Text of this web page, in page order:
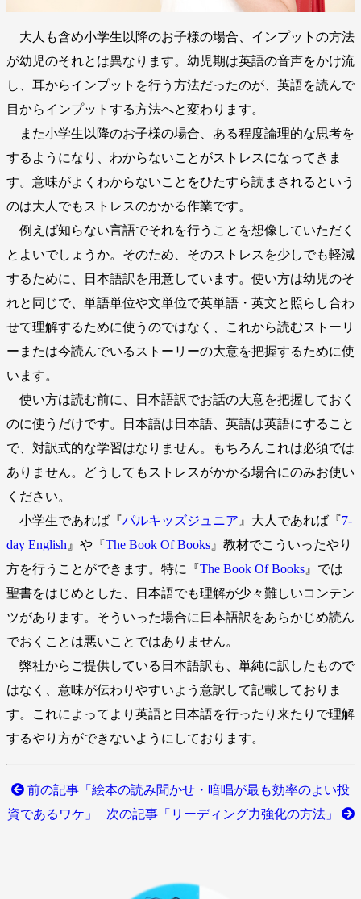
大人も含め小学生以降のお子様の場合、インプットの方法
が幼児のそれとは異なります。幼児期は英語の音声をかけ流
し、耳からインプットを行う方法だったのが、英語を読んで
目からインプットする方法へと変わります。
また小学生以降のお子様の場合、ある程度論理的な思考を
するようになり、わからないことがストレスになってきま
す。意味がよくわからないことをひたすら読まされるという
のは大人でもストレスのかかる作業です。
例えば知らない言語でそれを行うことを想像していただく
とよいでしょうか。そのため、そのストレスを少しでも軽減
するために、日本語訳を用意しています。使い方は幼児のそ
れと同じで、単語単位や文単位で英単語・英文と照らし合わ
せて理解するために使うのではなく、これから読むストーリ
ーまたは今読んでいるストーリーの大意を把握するために使
います。
使い方は読む前に、日本語訳でお話の大意を把握しておく
のに使うだけです。日本語は日本語、英語は英語にすること
で、対訳式的な学習はなりません。もちろんこれは必須では
ありません。どうしてもストレスがかかる場合にのみお使い
ください。
小学生であれば『 パルキッズジュニア』大人であれば『 7-
day English』や『 The Book Of Books』教材でこういったやり
方を行うことができます。特に『 The Book Of Books』では
聖書をはじめとした、日本語でも理解が少々難しいコンテン
ツがあります。そういった場合に日本語訳をあらかじめ読ん
でおくことは悪いことではありません。
弊社からご提供している日本語訳も、単純に訳したもので
はなく、意味が伝わりやすいよう意訳して記載しておりま
す。これによってより英語と日本語を行ったり来たりで理解
するやり方ができないようにしております。
前の記事「絵本の読み聞かせ・暗唱が最も効率のよい投
資であるワケ」
次の記事「リーディング力強化の方法」